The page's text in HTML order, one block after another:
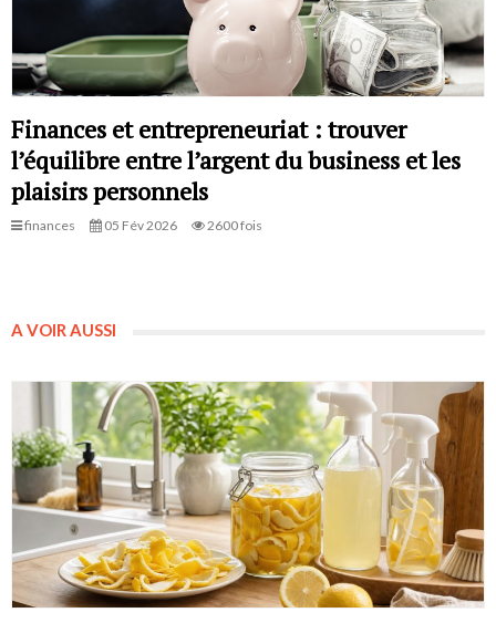
Finances et entrepreneuriat : trouver
l’équilibre entre l’argent du business et les
plaisirs personnels
finances 05 Fév 2026 2600 fois
A VOIR AUSSI